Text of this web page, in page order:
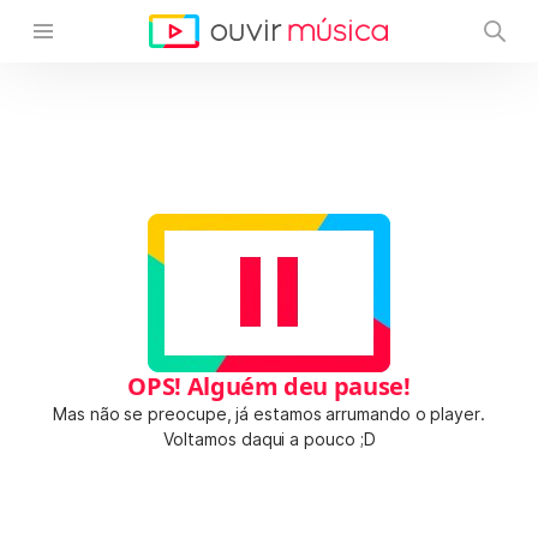
OPS! Alguém deu pause!
Mas não se preocupe, já estamos arrumando o player.
Voltamos daqui a pouco ;D